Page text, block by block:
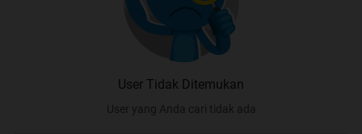
User Tidak Ditemukan
User yang Anda cari tidak ada